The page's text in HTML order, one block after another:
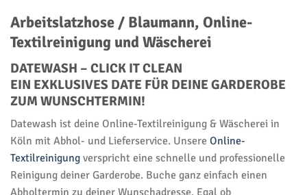
Arbeitslatzhose / Blaumann, Online-
Textilreinigung und Wäscherei
DATEWASH – CLICK IT CLEAN
EIN EXKLUSIVES DATE FÜR DEINE GARDEROBE
ZUM WUNSCHTERMIN!
Datewash ist deine Online-Textilreinigung & Wäscherei in
Köln mit Abhol- und Lieferservice. Unsere Online-
Textilreinigung verspricht eine schnelle und professionelle
Reinigung deiner Garderobe. Buche ganz einfach einen